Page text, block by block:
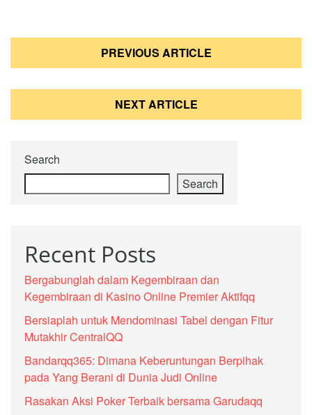
Post
PREVIOUS ARTICLE
NEXT ARTICLE
Search
Search
Recent Posts
Bergabunglah dalam Kegembiraan dan
Kegembiraan di Kasino Online Premier Aktifqq
Bersiaplah untuk Mendominasi Tabel dengan Fitur
Mutakhir CentralQQ
Bandarqq365: Dimana Keberuntungan Berpihak
pada Yang Berani di Dunia Judi Online
Rasakan Aksi Poker Terbaik bersama Garudaqq